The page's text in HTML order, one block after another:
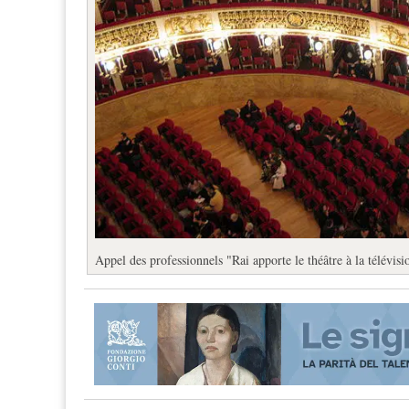
Appel des professionnels "Rai apporte le théâtre à la